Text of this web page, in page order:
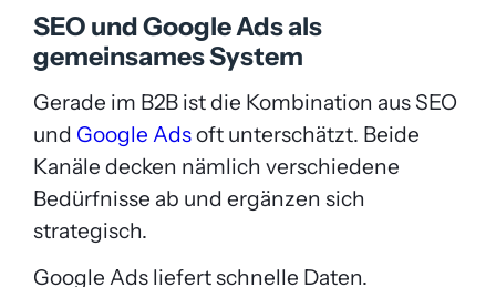
SEO und Google Ads als
gemeinsames System
Gerade im B2B ist die Kombination aus SEO
und Google Adsoft unterschätzt. Beide
Kanäle decken nämlich verschiedene
Bedürfnisse ab und ergänzen sich
strategisch.
Google Ads liefert schnelle Daten.